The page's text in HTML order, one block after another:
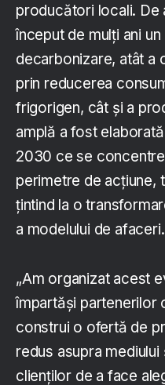
producători locali. De
început de mulți ani
decarbonizare, atât a
prin reducerea
frigorigen, cât și a
amplă a fost
2030 ce se
perimetre de
țintind la o
a modelului de afaceri.
„Am organizat acest
împartăși partenerilor
construi o ofertă de
redus asupra
clienților de a face